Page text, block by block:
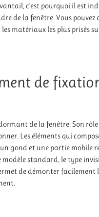
c’est pourquoi il est
de la fenêtre. Vous pouvez
matériaux les plus prisés
de
de la fenêtre. Son
Les éléments qui
gond et une partie mobile
standard, le type
de démonter facilement